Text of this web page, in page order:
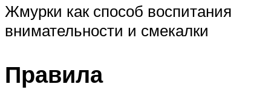
Жмурки как способ воспитания
внимательности и смекалки
Правила